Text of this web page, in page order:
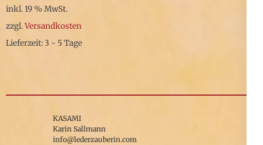
inkl. 19 % MwSt.
zzgl.Versandkosten
Lieferzeit: 3 - 5 Tage
KASAMI
Karin Sallmann
info@lederzauberin.com